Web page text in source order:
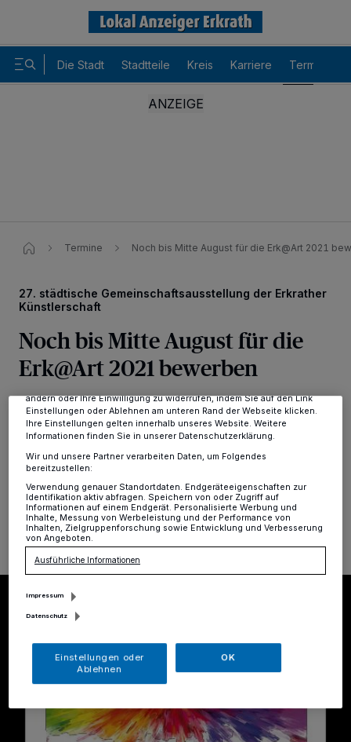
Die Stadt Stadtteile Kreis Karriere Termine
Termine Noch bis Mitte August für die Erk@Art 2021
27. städtische Gemeinschaftsausstellung der Erkrather
Künstlerschaft
Noch bis Mitte August für die
Erk@Art 2021 bewerben
Erkrath·Vom 19. bis 22. November findet im
Lokschuppen Hochdahl die 27. gemeinschaftliche
Ausstellung Erkrather Künstlerinnen und Künstlern statt.
28.07.2021 , 13:04 Uhr Eine Minute Lesezeit
Wir und unsere218-Partner speichern und greifen auf
personenbezogene Daten wie Browserdaten oder eindeutige
Tracking-Technologien für die unter „Wir und unsere Partner
verarbeiten Daten, um Ihnen Dienste bereitzustellen“ aufgeführten
Zwecke. Wenn Tracker deaktiviert sind, sind manche Inhalte und
Anzeigen möglicherweise nicht mehr so relevant für Sie. Sie können
ändern oder Ihre Einwilligung zu widerrufen, indem Sie auf den Link
Einstellungen oder Ablehnen am unteren Rand der Webseite klicken.
Ihre Einstellungen gelten innerhalb unseres Website. Weitere
Informationen finden Sie in unserer Datenschutzerklärung.
Wir und unsere Partner verarbeiten Daten, um Folgendes
bereitzustellen:
Verwendung genauer Standortdaten. Endgeräteeigenschaften zur
Identifikation aktiv abfragen. Speichern von oder Zugriff auf
Informationen auf einem Endgerät. Personalisierte Werbung und
Inhalte, Messung von Werbeleistung und der Performance von
Inhalten, Zielgruppenforschung sowie Entwicklung und Verbesserung
von Angeboten.
Ausführliche Informationen
Impressum
Datenschutz
Einstellungen oder
Ablehnen
OK